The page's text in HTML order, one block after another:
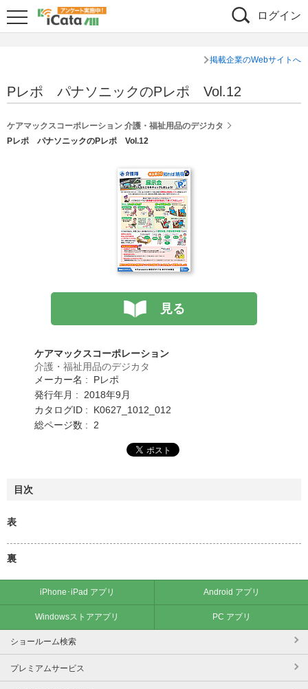
ログイン
掲載企業のWebサイトへ
Pレポ パナソニックのPレポ Vol.12
ケアマックスコーポレーション 介護・福祉用品のデジカタ
Pレポ パナソニックのPレポ Vol.12
見る
ケアマックスコーポレーション
介護・福祉用品のデジカタ
メーカー名 : Pレポ
発行年月 : 2018年9月
カタログID : K0627_1012_012
総ページ数 : 2
目次
表
裏
iPhone･iPad アプリ Android アプリ
Windowsストアアプリ PC アプリ
ショールーム検索
プレミアムサービス